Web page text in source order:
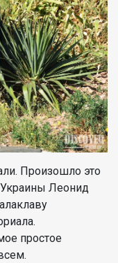
Произошло это
Украины Леонид
простое